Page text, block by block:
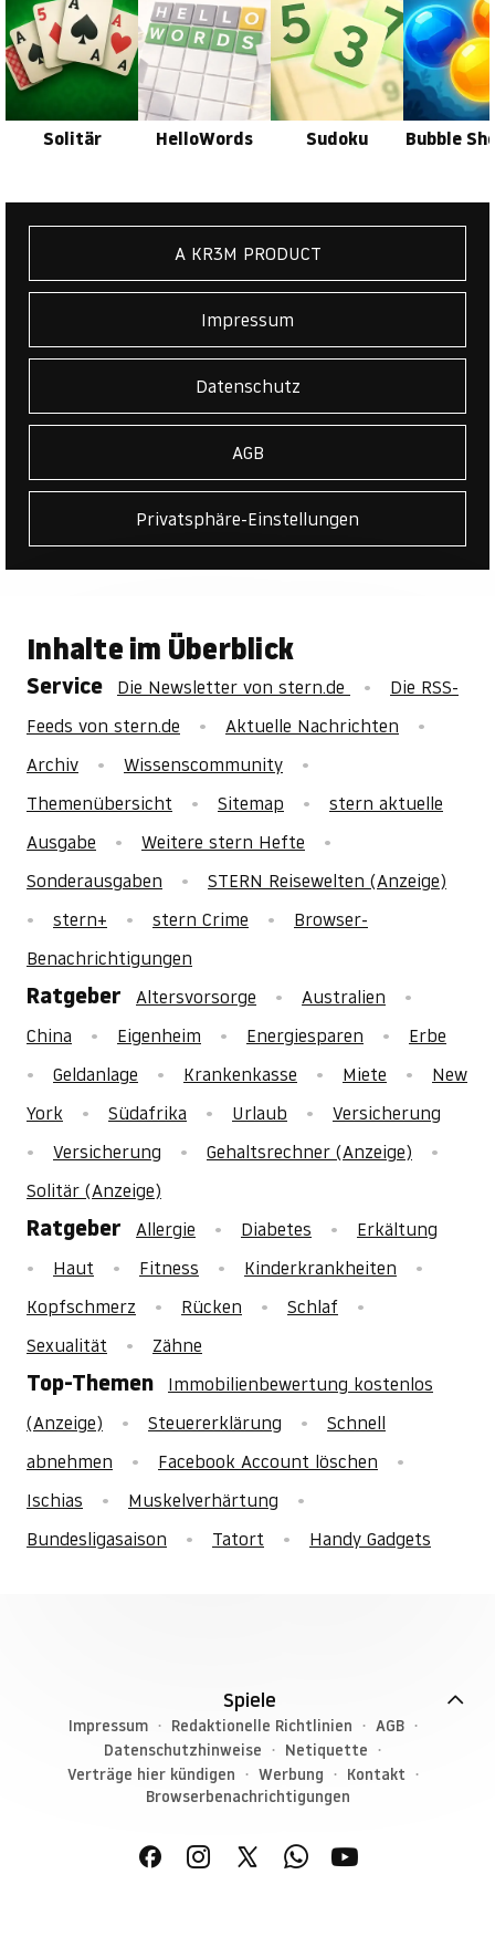
Solitär HelloWords Sudoku Bubble
A KR3M PRODUCT
Impressum
Datenschutz
AGB
Privatsphäre-Einstellungen
Inhalte im Überblick
Service Die Newsletter von stern.de
Die RSS-
Feeds von stern.de
Aktuelle Nachrichten
Archiv
Wissenscommunity
Themenübersicht
Sitemap
stern aktuelle
Ausgabe
Weitere stern Hefte
Sonderausgaben
STERN Reisewelten (Anzeige)
stern+
stern Crime
Browser-
Benachrichtigungen
Ratgeber Altersvorsorge
Australien
China
Eigenheim Energiesparen
Erbe
Geldanlage
Krankenkasse Miete
New
York
Südafrika Urlaub
Versicherung
Versicherung
Gehaltsrechner (Anzeige)
Solitär (Anzeige)
Ratgeber Allergie Diabetes
Erkältung
Haut
Fitness
Kinderkrankheiten
Kopfschmerz
Rücken
Schlaf
Sexualität
Zähne
Top-Themen
Immobilienbewertung kostenlos
(Anzeige)
Steuererklärung
Schnell
abnehmen
Facebook Account löschen
Ischias
Muskelverhärtung
Bundesligasaison
Tatort Handy Gadgets
Spiele
Impressum Redaktionelle Richtlinien
AGB
Datenschutzhinweise
Netiquette
Verträge hier kündigen
Werbung
Kontakt
Browserbenachrichtigungen